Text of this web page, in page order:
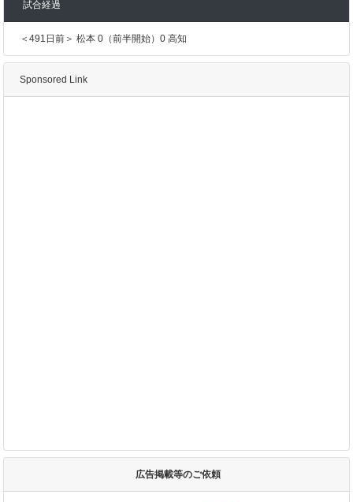
試合経過
＜491日前＞ 松本 0（前半開始）0 高知
Sponsored Link
広告掲載等のご依頼